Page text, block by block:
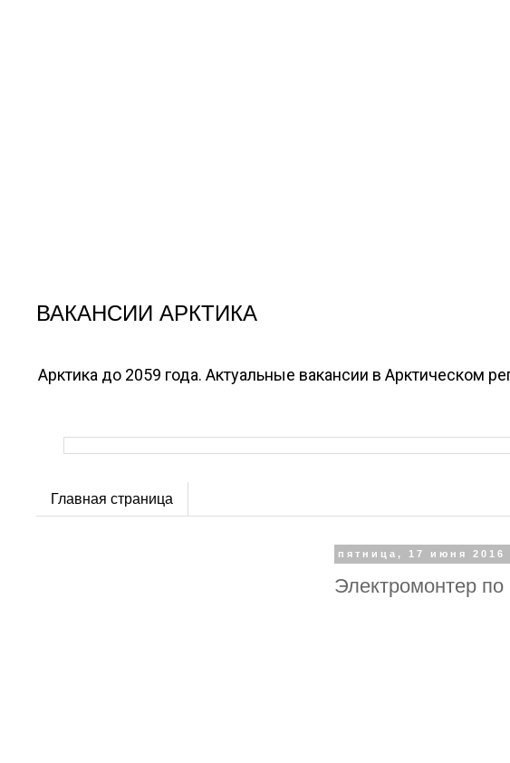
ВАКАНСИИ АРКТИКА
Арктика до 2059 года. Актуальные вакансии в Арктическом
Главная страница
пятница, 17 июня 2016
Электромонтер